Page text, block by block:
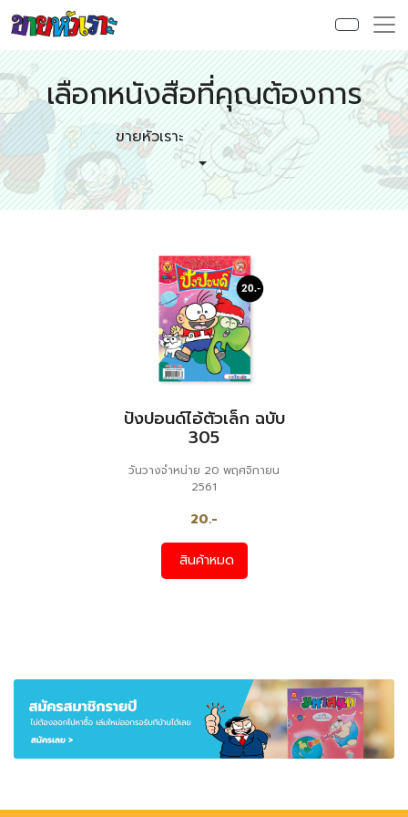
เลือกหนังสือที่คุณต้องการ
ขายหัวเราะ
ปังปอนด์ไอ้ตัวเล็ก ฉบับ
305
วันวางจำหน่าย 20 พฤศจิกายน
2561
20.-
สินค้าหมด